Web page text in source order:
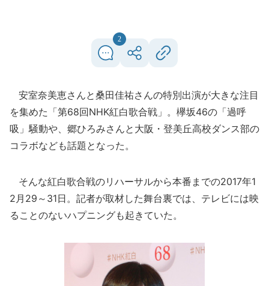
2
安室奈美恵さんと桑田佳祐さんの特別出演が大きな注目
を集めた「第68回NHK紅白歌合戦」。欅坂46の「過呼
吸」騒動や、郷ひろみさんと大阪・登美丘高校ダンス部の
コラボなども話題となった。
そんな紅白歌合戦のリハーサルから本番までの2017年1
2月29～31日。記者が取材した舞台裏では、テレビには映
ることのないハプニングも起きていた。